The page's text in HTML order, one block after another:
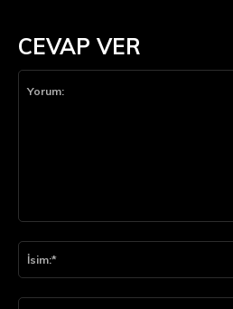
CEVAP VER